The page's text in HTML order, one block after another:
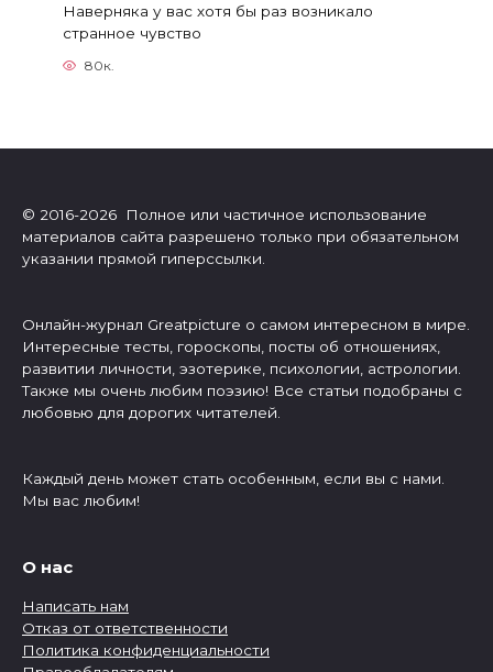
Наверняка у вас хотя бы раз возникало
странное чувство
80к.
© 2016-2026 Полное или частичное использование
материалов сайта разрешено только при обязательном
указании прямой гиперссылки.
Онлайн-журнал Greatpicture о самом интересном в мире.
Интересные тесты, гороскопы, посты об отношениях,
развитии личности, эзотерике, психологии, астрологии.
Также мы очень любим поэзию! Все статьи подобраны с
любовью для дорогих читателей.
Каждый день может стать особенным, если вы с нами.
Мы вас любим!
О нас
Написать нам
Отказ от ответственности
Политика конфиденциальности